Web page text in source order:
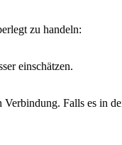
zu handeln:
einschätzen.
Falls es in